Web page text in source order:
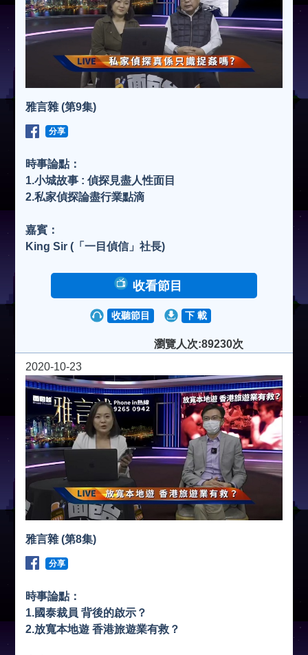
雅言雜 (第9集)
分享
時事論點：
1.小城故事 : 偵探見盡人性面目
2.私家偵探論盡行業點滴
嘉賓：
King Sir (「一目偵信」社長)
收看節目
收聽節目 下 載
瀏覽人次:89230次
2020-10-23
雅言雜 (第8集)
分享
時事論點：
1.國泰裁員 背後的啟示？
2.放寬本地遊 香港旅遊業有救？